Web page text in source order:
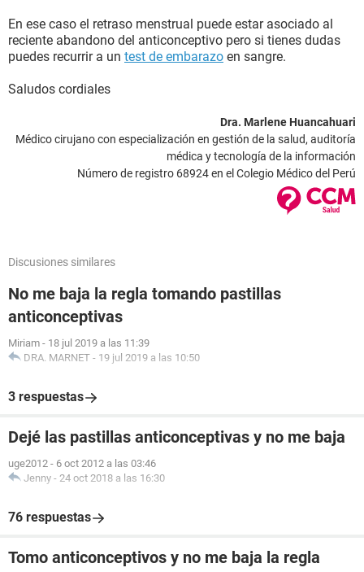
En ese caso el retraso menstrual puede estar asociado al
reciente abandono del anticonceptivo pero si tienes dudas
puedes recurrir a un test de embarazo en sangre.
Saludos cordiales
Dra. Marlene Huancahuari
Médico cirujano con especialización en gestión de la salud, auditoría
médica y tecnología de la información
Número de registro 68924 en el Colegio Médico del Perú
Discusiones similares
No me baja la regla tomando pastillas
anticonceptivas
Miriam - 18 jul 2019 a las 11:39
DRA. MARNET - 19 jul 2019 a las 10:50
3 respuestas
Dejé las pastillas anticonceptivas y no me baja
uge2012 - 6 oct 2012 a las 03:46
Jenny - 24 oct 2018 a las 16:30
76 respuestas
Tomo anticonceptivos y no me baja la regla